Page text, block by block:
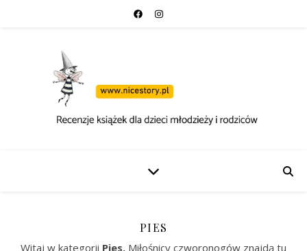
PIES
Witaj w kategorii Pies. Miłośnicy czworonogów znajdą tu